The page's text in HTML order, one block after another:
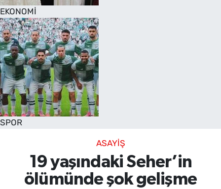
EKONOMİ
SPOR
ASAYİŞ
19 yaşındaki Seher’in
ölümünde şok gelişme